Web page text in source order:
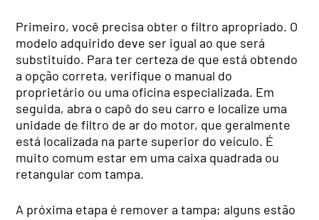
Primeiro, você precisa obter o filtro apropriado. O
modelo adquirido deve ser igual ao que será
substituído. Para ter certeza de que está obtendo
a opção correta, verifique o manual do
proprietário ou uma oficina especializada. Em
seguida, abra o capô do seu carro e localize uma
unidade de filtro de ar do motor, que geralmente
está localizada na parte superior do veículo. É
muito comum estar em uma caixa quadrada ou
retangular com tampa.
A próxima etapa é remover a tampa; alguns estão